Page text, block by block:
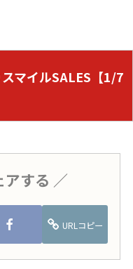
マイルSALES【1/7
アする ／
URLコピー